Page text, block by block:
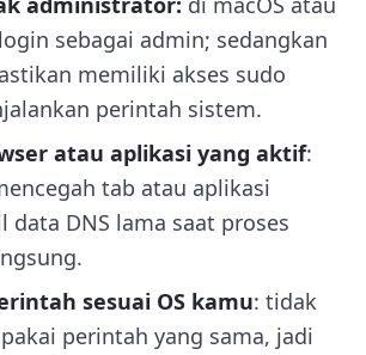
sebagai admin; sedangkan
memiliki akses sudo
perintah sistem.
atau aplikasi yang aktif:
tab atau aplikasi
data DNS lama saat proses
sesuai OS kamu: tidak
perintah yang sama, jadi